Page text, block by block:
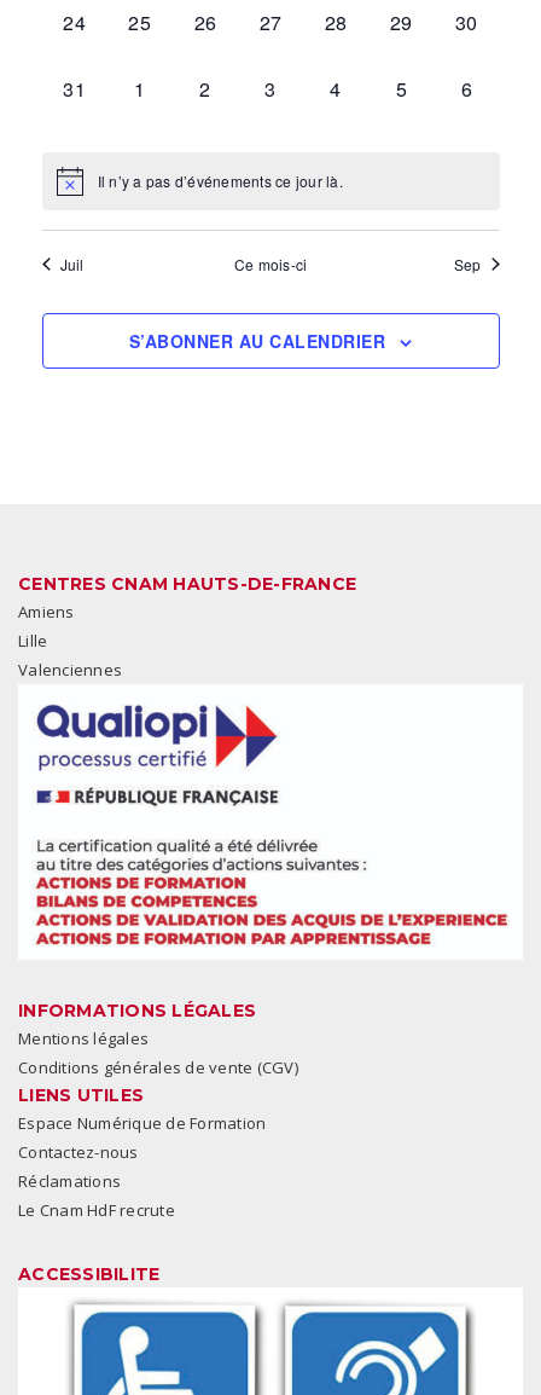
0
24
0
25
0
26
0
27
0
28
0
29
0
30
0
31
0
1
0
2
0
3
0
4
0
5
0
6
Il n’y a pas d’événements ce jour là.
Juil Ce mois-ci Sep
S’ABONNER AU CALENDRIER
CENTRES CNAM HAUTS-DE-FRANCE
Amiens
Lille
Valenciennes
INFORMATIONS LÉGALES
Mentions légales
Conditions générales de vente (CGV)
LIENS UTILES
Espace Numérique de Formation
Contactez-nous
Réclamations
Le Cnam HdF recrute
ACCESSIBILITE